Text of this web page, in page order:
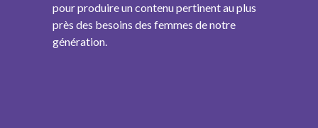
pour produire un contenu pertinent au plus
près des besoins des femmes de notre
génération.